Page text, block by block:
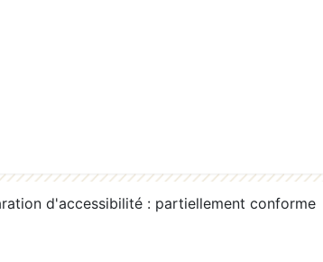
d'accessibilité : partiellement conforme